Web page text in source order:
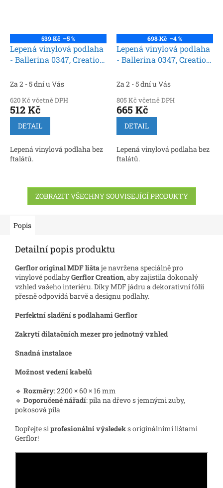
539 Kč –5 %
Lepená vinylová podlaha
- Ballerina 0347, Creation
Za 2 - 5 dní u Vás
620 Kč včetně DPH
512 Kč
DETAIL
Lepená vinylová podlaha bez
ftalátů.
698 Kč –4 %
Lepená vinylová podlaha
- Ballerina 0347, Creation
Za 2 - 5 dní u Vás
805 Kč včetně DPH
665 Kč
DETAIL
Lepená vinylová podlaha bez
ftalátů.
ZOBRAZIT VŠECHNY SOUVISEJÍCÍ PRODUKTY
Popis
Detailní popis produktu
Gerflor original MDF lištaje navržena speciálně pro
vinylové podlahyGerflor Creation, aby zajistila dokonalý
vzhled vašeho interiéru. Díky MDF jádru a dekorativní fólii
přesně odpovídá barvě a designu podlahy.
Perfektní sladění s podlahami Gerflor
Zakrytí dilatačních mezer pro jednotný vzhled
Snadná instalace
Možnost vedení kabelů
🔹 Rozměry: 2200 × 60 × 16 mm
🔹 Doporučené nářadí: pila na dřevo s jemnými zuby,
pokosová pila
Dopřejte siprofesionální výsledeks originálními lištami
Gerflor!